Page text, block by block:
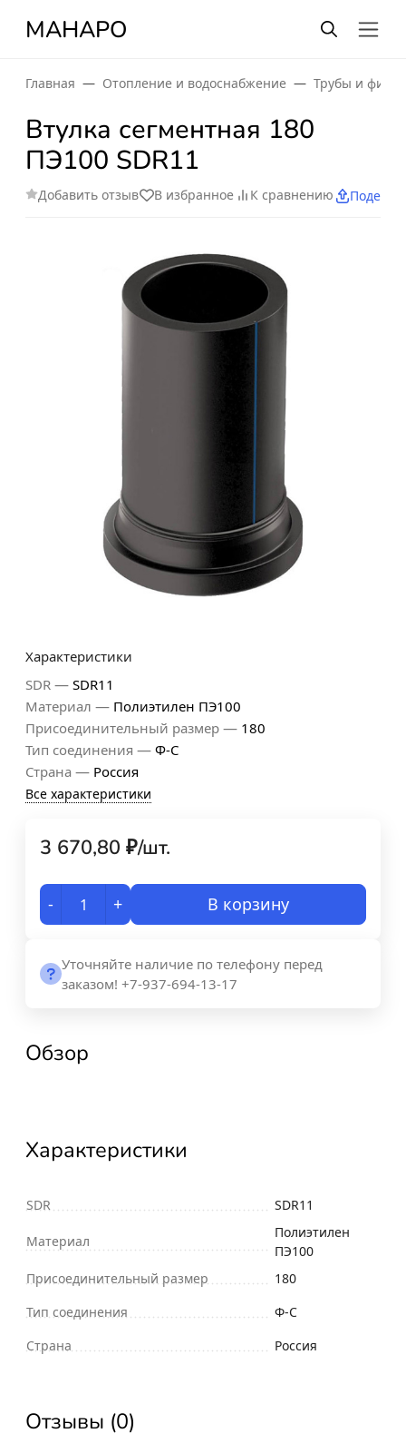
МАНАРО
Главная Отопление и водоснабжение Трубы и
Втулка сегментная 180
ПЭ100 SDR11
Добавить отзыв В избранное К сравнению
Характеристики
SDR — SDR11
Материал — Полиэтилен ПЭ100
Присоединительный размер — 180
Тип соединения — Ф-С
Страна — Россия
Все характеристики
3 670,80 ₽/шт.
- + В корзину
Уточняйте наличие по телефону перед
заказом! +7-937-694-13-17
Обзор
Характеристики
SDR SDR11
Материал
Полиэтилен
ПЭ100
Присоединительный размер
180
Тип соединения
Ф-С
Страна
Россия
Отзывы (0)